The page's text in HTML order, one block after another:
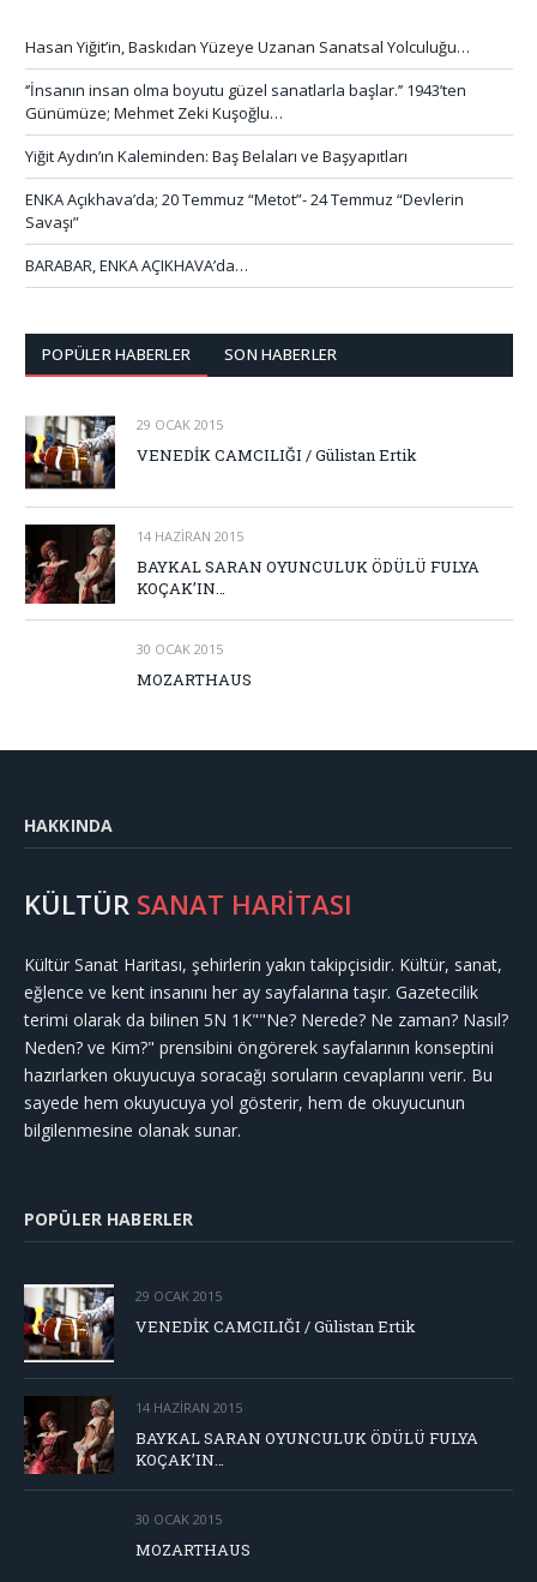
Hasan Yiğit’in, Baskıdan Yüzeye Uzanan Sanatsal Yolculuğu…
‘’İnsanın insan olma boyutu güzel sanatlarla başlar.’’ 1943’ten
Günümüze; Mehmet Zeki Kuşoğlu…
Yiğit Aydın’ın Kaleminden: Baş Belaları ve Başyapıtları
ENKA Açıkhava’da; 20 Temmuz “Metot”- 24 Temmuz “Devlerin
Savaşı”
BARABAR, ENKA AÇIKHAVA’da…
POPÜLER HABERLER SON HABERLER
29 OCAK 2015
VENEDİK CAMCILIĞI / Gülistan Ertik
14 HAZIRAN 2015
BAYKAL SARAN OYUNCULUK ÖDÜLÜ FULYA
KOÇAK’IN…
30 OCAK 2015
MOZARTHAUS
HAKKINDA
KÜLTÜR SANAT HARİTASI
Kültür Sanat Haritası, şehirlerin yakın takipçisidir. Kültür, sanat,
eğlence ve kent insanını her ay sayfalarına taşır. Gazetecilik
terimi olarak da bilinen 5N 1K""Ne? Nerede? Ne zaman? Nasıl?
Neden? ve Kim?" prensibini öngörerek sayfalarının konseptini
hazırlarken okuyucuya soracağı soruların cevaplarını verir. Bu
sayede hem okuyucuya yol gösterir, hem de okuyucunun
bilgilenmesine olanak sunar.
POPÜLER HABERLER
29 OCAK 2015
VENEDİK CAMCILIĞI / Gülistan Ertik
14 HAZIRAN 2015
BAYKAL SARAN OYUNCULUK ÖDÜLÜ FULYA
KOÇAK’IN…
30 OCAK 2015
MOZARTHAUS